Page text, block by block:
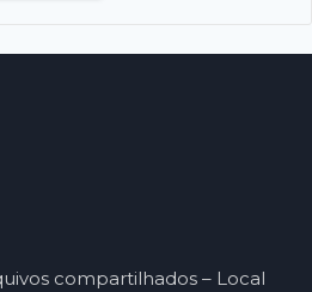
compartilhados – Local